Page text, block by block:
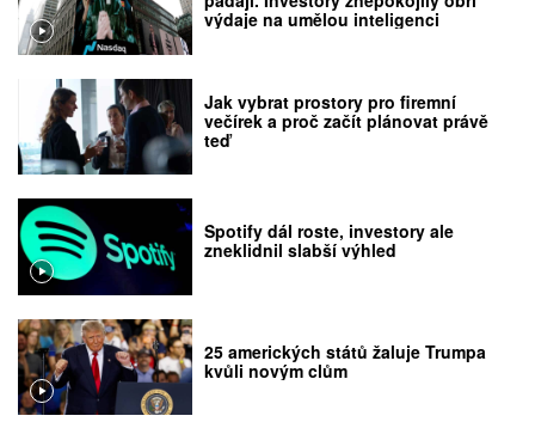
výdaje na umělou inteligenci
Jak vybrat prostory pro firemní
večírek a proč začít plánovat právě
teď
Spotify dál roste, investory ale
zneklidnil slabší výhled
25 amerických států žaluje Trumpa
kvůli novým clům